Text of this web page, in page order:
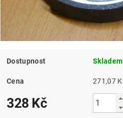
Dostupnost Skladem
Cena
328 Kč